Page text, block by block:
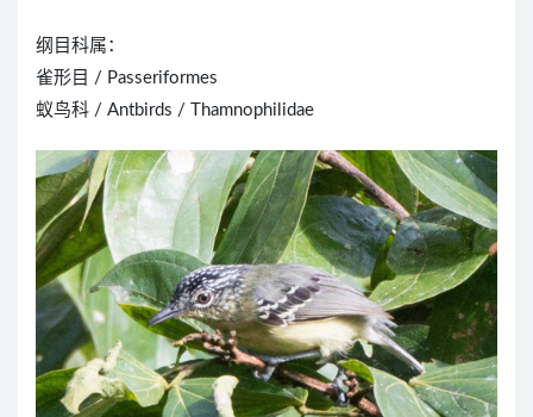
纲目科属：
雀形目 / Passeriformes
蚁鸟科 / Antbirds / Thamnophilidae